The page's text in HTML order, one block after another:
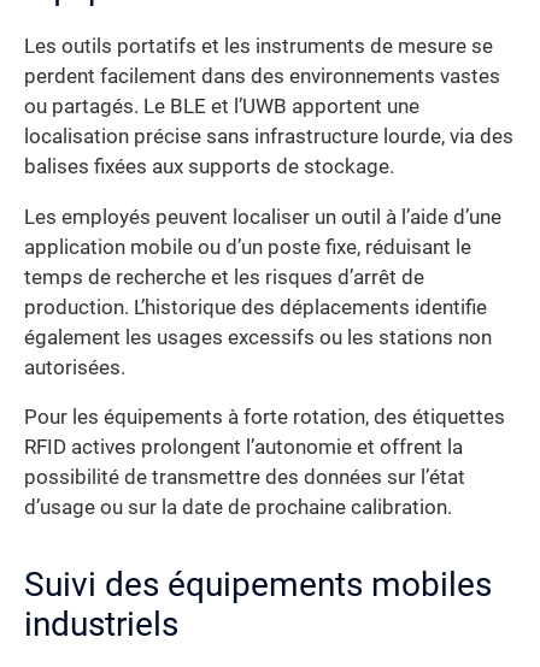
Les outils portatifs et les instruments de mesure se
perdent facilement dans des environnements vastes
ou partagés. Le BLE et l’UWB apportent une
localisation précise sans infrastructure lourde, via des
balises fixées aux supports de stockage.
Les employés peuvent localiser un outil à l’aide d’une
application mobile ou d’un poste fixe, réduisant le
temps de recherche et les risques d’arrêt de
production. L’historique des déplacements identifie
également les usages excessifs ou les stations non
autorisées.
Pour les équipements à forte rotation, des étiquettes
RFID actives prolongent l’autonomie et offrent la
possibilité de transmettre des données sur l’état
d’usage ou sur la date de prochaine calibration.
Suivi des équipements mobiles
industriels